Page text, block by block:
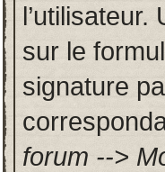
sur le
signature
forum -->